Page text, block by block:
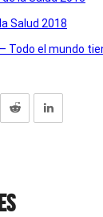
Salud 2018
Todo el mundo